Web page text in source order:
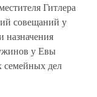
Гитлера
совещаний у
назначения
у Евы
семейных дел